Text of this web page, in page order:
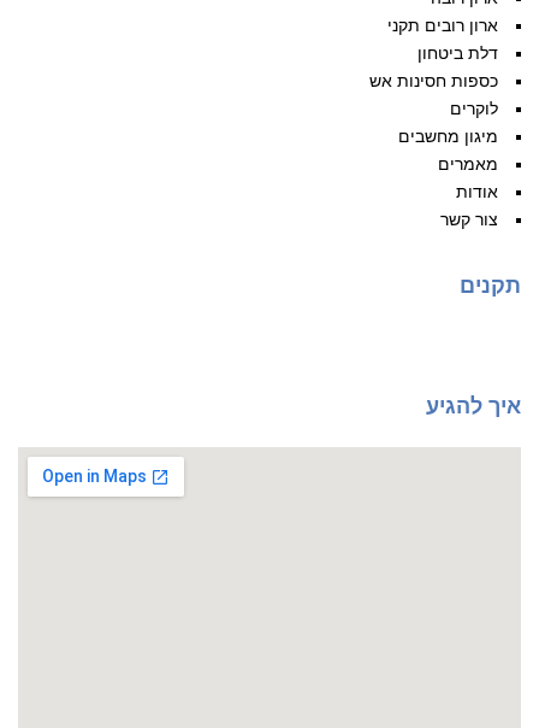
ארון רובים תקני
דלת ביטחון
כספות חסינות אש
לוקרים
מיגון מחשבים
מאמרים
אודות
צור קשר
תקנים
איך להגיע